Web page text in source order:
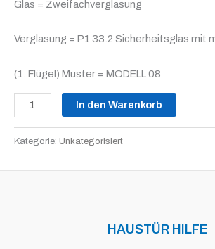
Glas = Zweifachverglasung
Verglasung = P1 33.2 Sicherheitsglas mit
(1. Flügel) Muster = MODELL 08
In den Warenkorb
Kategorie: Unkategorisiert
HAUSTÜR HILFE